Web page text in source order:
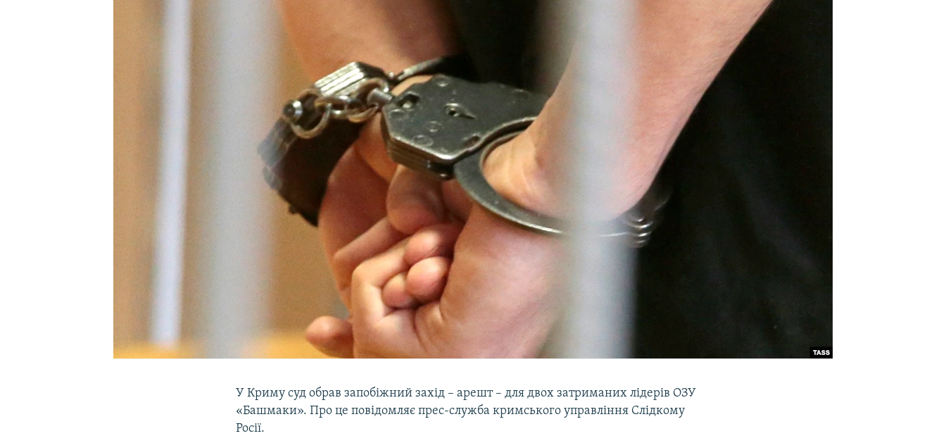
У Криму суд обрав запобіжний захід – арешт – для двох затриманих лідерів ОЗУ
«Башмаки». Про це повідомляє прес-служба кримського управління Слідкому
Росії.